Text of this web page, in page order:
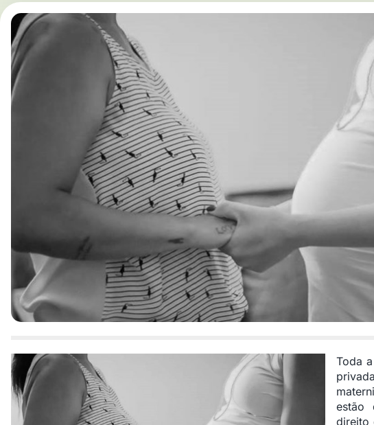
Toda
estão
direito